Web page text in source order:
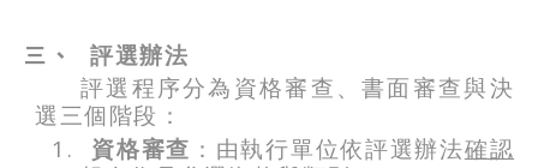
三、
評選辦法
評選程序分為資格審查、書面審查與決
選三個階段：
1. 資格審查 ：由執行單位依評選辦法確認